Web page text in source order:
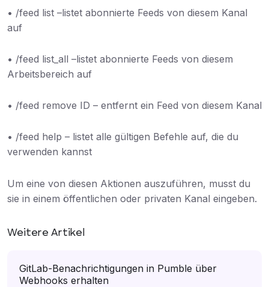
• /feed list –listet abonnierte Feeds von diesem Kanal
auf
• /feed list_all –listet abonnierte Feeds von diesem
Arbeitsbereich auf
• /feed remove ID – entfernt ein Feed von diesem Kanal
• /feed help – listet alle gültigen Befehle auf, die du
verwenden kannst
Um eine von diesen Aktionen auszuführen, musst du
sie in einem öffentlichen oder privaten Kanal eingeben.
Weitere Artikel
GitLab-Benachrichtigungen in Pumble über
Webhooks erhalten